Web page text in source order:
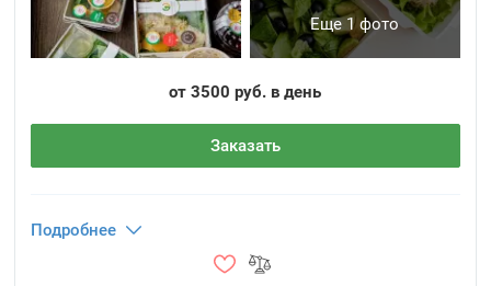
Еще 1 фото
от 3500 руб. в день
Заказать
Подробнее